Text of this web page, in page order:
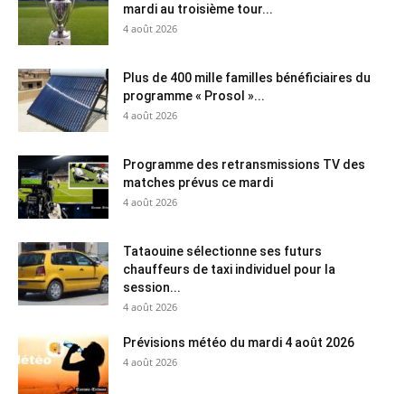
mardi au troisième tour...
4 août 2026
Plus de 400 mille familles bénéficiaires du
programme « Prosol »...
4 août 2026
Programme des retransmissions TV des
matches prévus ce mardi
4 août 2026
Tataouine sélectionne ses futurs
chauffeurs de taxi individuel pour la
session...
4 août 2026
Prévisions météo du mardi 4 août 2026
4 août 2026